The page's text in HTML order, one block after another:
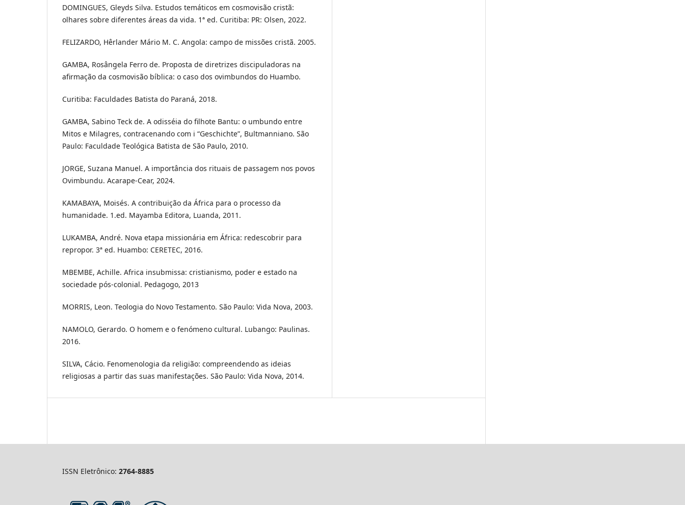
DOMINGUES, Gleyds Silva. Estudos temáticos em cosmovisão cristã:
olhares sobre diferentes áreas da vida. 1ª ed. Curitiba: PR: Olsen, 2022.
FELIZARDO, Hêrlander Mário M. C. Angola: campo de missões cristã. 2005.
GAMBA, Rosângela Ferro de. Proposta de diretrizes discipuladoras na
afirmação da cosmovisão bíblica: o caso dos ovimbundos do Huambo.
Curitiba: Faculdades Batista do Paraná, 2018.
GAMBA, Sabino Teck de. A odisséia do filhote Bantu: o umbundo entre
Mitos e Milagres, contracenando com i “Geschichte”, Bultmanniano. São
Paulo: Faculdade Teológica Batista de São Paulo, 2010.
JORGE, Suzana Manuel. A importância dos rituais de passagem nos povos
Ovimbundu. Acarape-Cear, 2024.
KAMABAYA, Moisés. A contribuição da África para o processo da
humanidade. 1.ed. Mayamba Editora, Luanda, 2011.
LUKAMBA, André. Nova etapa missionária em África: redescobrir para
repropor. 3ª ed. Huambo: CERETEC, 2016.
MBEMBE, Achille. Africa insubmissa: cristianismo, poder e estado na
sociedade pós-colonial. Pedagogo, 2013
MORRIS, Leon. Teologia do Novo Testamento. São Paulo: Vida Nova, 2003.
NAMOLO, Gerardo. O homem e o fenómeno cultural. Lubango: Paulinas.
2016.
SILVA, Cácio. Fenomenologia da religião: compreendendo as ideias
religiosas a partir das suas manifestações. São Paulo: Vida Nova, 2014.
ISSN Eletrônico: 2764-8885